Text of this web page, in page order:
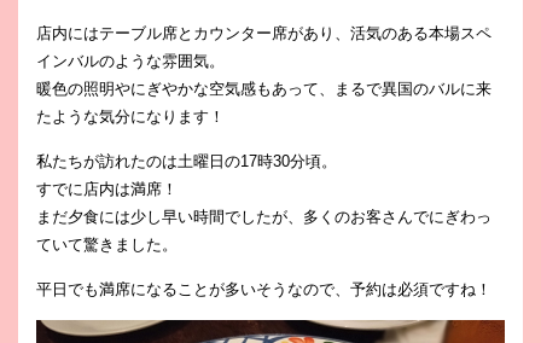
店内にはテーブル席とカウンター席があり、活気のある本場スペ
インバルのような雰囲気。
暖色の照明やにぎやかな空気感もあって、まるで異国のバルに来
たような気分になります！
私たちが訪れたのは土曜日の17時30分頃。
すでに店内は満席！
まだ夕食には少し早い時間でしたが、多くのお客さんでにぎわっ
ていて驚きました。
平日でも満席になることが多いそうなので、予約は必須ですね！